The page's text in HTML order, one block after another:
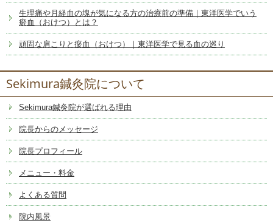
生理痛や月経血の塊が気になる方の治療前の準備｜東洋医学でいう
瘀血（おけつ）とは？
頑固な肩こりと瘀血（おけつ）｜東洋医学で見る血の巡り
Sekimura鍼灸院について
Sekimura鍼灸院が選ばれる理由
院長からのメッセージ
院長プロフィール
メニュー・料金
よくある質問
院内風景